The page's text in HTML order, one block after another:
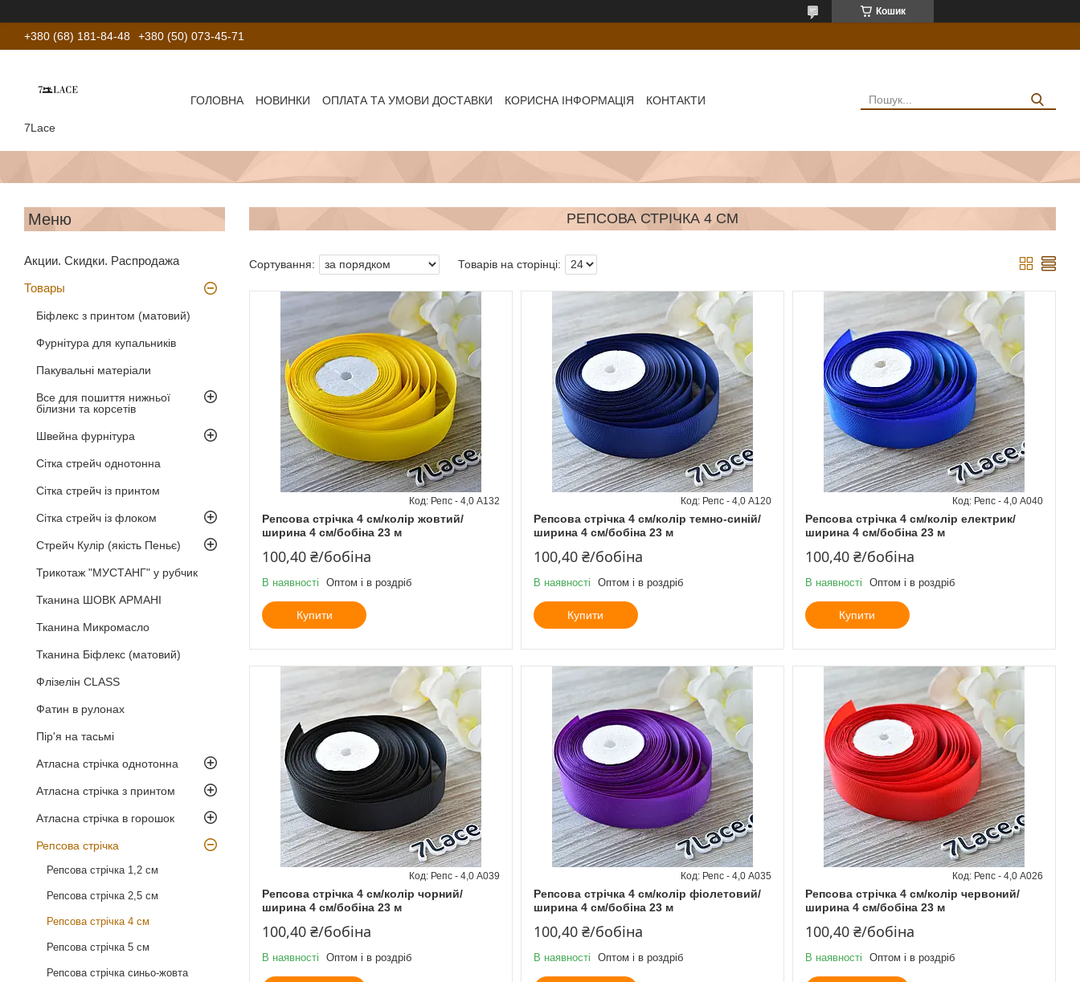
Кошик
+380 (68) 181-84-48 +380 (50) 073-45-71
7Lace
ГОЛОВНА НОВИНКИ ОПЛАТА ТА УМОВИ ДОСТАВКИ КОРИСНА ІНФОРМАЦІЯ КОНТАКТИ
Акции. Скидки. Распродажа
Товары
Біфлекс з принтом (матовий)
Фурнітура для купальників
Пакувальні матеріали
Все для пошиття нижньої
білизни та корсетів
Швейна фурнітура
Сітка стрейч однотонна
Сітка стрейч із принтом
Сітка стрейч із флоком
Стрейч Кулір (якість Пеньє)
Трикотаж "МУСТАНГ" у рубчик
Тканина ШОВК АРМАНІ
Тканина Микромасло
Тканина Біфлекс (матовий)
Флізелін CLASS
Фатин в рулонах
Пір'я на тасьмі
Атласна стрічка однотонна
Атласна стрічка з принтом
Атласна стрічка в горошок
Репсова стрічка
Репсова стрічка 1,2 см
Репсова стрічка 2,5 см
Репсова стрічка 4 см
Репсова стрічка 5 см
Репсова стрічка синьо-жовта
РЕПСОВА СТРІЧКА 4 СМ
Репсова стрічка 4 см/колір жовтий/
ширина 4 см/бобіна 23 м
Репс - 4,0 А132
100,40 ₴/бобіна
В наявності Оптом і в роздріб
Купити
Репсова стрічка 4 см/колір темно-синій/
ширина 4 см/бобіна 23 м
Репс - 4,0 А120
100,40 ₴/бобіна
В наявності Оптом і в роздріб
Купити
Репсова стрічка 4 см/колір електрик/
ширина 4 см/бобіна 23 м
Репс - 4,0 А040
100,40 ₴/бобіна
В наявності Оптом і в роздріб
Купити
Репсова стрічка 4 см/колір чорний/
ширина 4 см/бобіна 23 м
Репс - 4,0 А039
100,40 ₴/бобіна
В наявності Оптом і в роздріб
Репсова стрічка 4 см/колір фіолетовий/
ширина 4 см/бобіна 23 м
Репс - 4,0 А035
100,40 ₴/бобіна
В наявності Оптом і в роздріб
Репсова стрічка 4 см/колір червоний/
ширина 4 см/бобіна 23 м
Репс - 4,0 А026
100,40 ₴/бобіна
В наявності Оптом і в роздріб